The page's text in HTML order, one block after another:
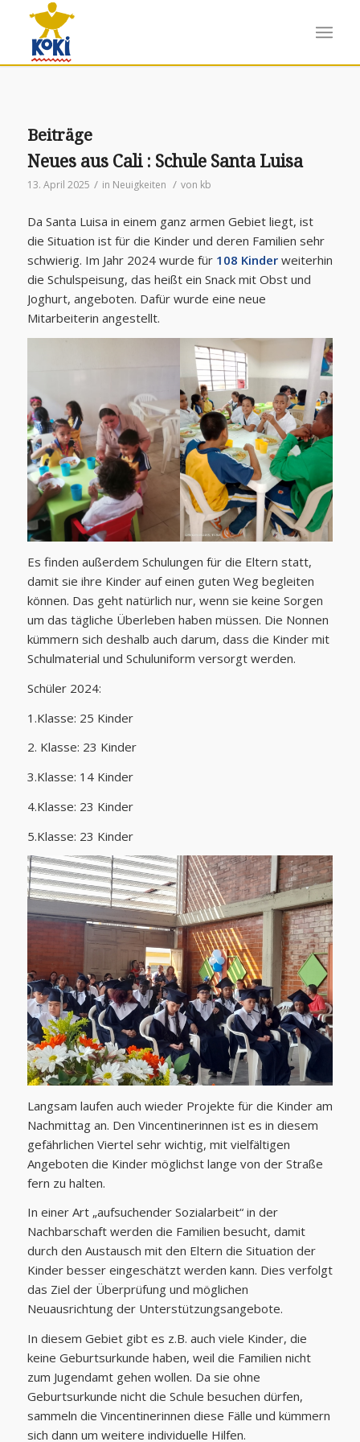
Beiträge
Neues aus Cali : Schule Santa Luisa
13. April 2025 / in Neuigkeiten / von kb
Da Santa Luisa in einem ganz armen Gebiet liegt, ist
die Situation ist für die Kinder und deren Familien sehr
schwierig. Im Jahr 2024 wurde für 108 Kinderweiterhin
die Schulspeisung, das heißt ein Snack mit Obst und
Joghurt, angeboten. Dafür wurde eine neue
Mitarbeiterin angestellt.
Es finden außerdem Schulungen für die Eltern statt,
damit sie ihre Kinder auf einen guten Weg begleiten
können. Das geht natürlich nur, wenn sie keine Sorgen
um das tägliche Überleben haben müssen. Die Nonnen
kümmern sich deshalb auch darum, dass die Kinder mit
Schulmaterial und Schuluniform versorgt werden.
Schüler 2024:
1.Klasse: 25 Kinder
2. Klasse: 23 Kinder
3.Klasse: 14 Kinder
4.Klasse: 23 Kinder
5.Klasse: 23 Kinder
Langsam laufen auch wieder Projekte für die Kinder am
Nachmittag an. Den Vincentinerinnen ist es in diesem
gefährlichen Viertel sehr wichtig, mit vielfältigen
Angeboten die Kinder möglichst lange von der Straße
fern zu halten.
In einer Art „aufsuchender Sozialarbeit“ in der
Nachbarschaft werden die Familien besucht, damit
durch den Austausch mit den Eltern die Situation der
Kinder besser eingeschätzt werden kann. Dies verfolgt
das Ziel der Überprüfung und möglichen
Neuausrichtung der Unterstützungsangebote.
In diesem Gebiet gibt es z.B. auch viele Kinder, die
keine Geburtsurkunde haben, weil die Familien nicht
zum Jugendamt gehen wollen. Da sie ohne
Geburtsurkunde nicht die Schule besuchen dürfen,
sammeln die Vincentinerinnen diese Fälle und kümmern
sich dann um weitere individuelle Hilfen.